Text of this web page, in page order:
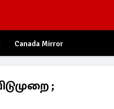
Canada Mirror
;